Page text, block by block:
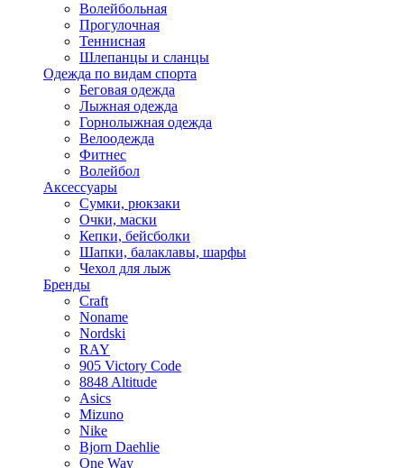
Волейбольная
Прогулочная
Теннисная
Шлепанцы и сланцы
Одежда по видам спорта
Беговая одежда
Лыжная одежда
Горнолыжная одежда
Велоодежда
Фитнес
Волейбол
Аксессуары
Сумки, рюкзаки
Очки, маски
Кепки, бейсболки
Шапки, балаклавы, шарфы
Чехол для лыж
Бренды
Craft
Noname
Nordski
RAY
905 Victory Code
8848 Altitude
Asics
Mizuno
Nike
Bjorn Daehlie
One Way